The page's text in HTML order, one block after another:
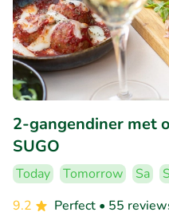
2-gangendiner met
SUGO
Today Tomorrow Sa
9.2
Perfect • 55